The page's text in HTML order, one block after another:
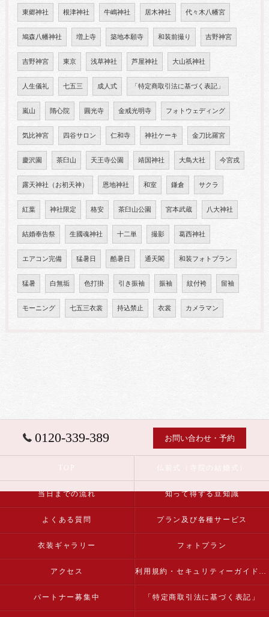
東郷神社 根津神社 牛嶋神社 居木神社 代々木八幡宮
鳩森八幡神社 増上寺 築地本願寺 和装前撮り 吉野神宮
吉野神宮 東京 浅草神社 芦屋神社 大山祇神社
人生儀礼 七五三 成人式 「特定商取引法に基づく表記」
嵐山 隋心院 圓光寺 金戒光明寺 フォトウェディング
気比神宮 四谷サロン 仁和寺 神社ケーキ 金刀比羅宮
慶沢園 茶臼山 天王寺公園 靖国神社 大鳥大社 今宮戎
露天神社（お初天神） 恩地神社 和室 鎌倉 サクラ
紅葉 神社限定 格安 茶臼山公園 宮本武蔵 八大神社
結婚奉告祭 生國魂神社 十二単 撮影 葛西神社
エアコン完備 猛暑日 酷暑日 通天閣 和装フォトプラン
猛暑 白無垢 色打掛 引き振袖 振袖 紋付袴 留袖
モーニング 七五三衣裳 持込禁止 衣裳 カメラマン
0120-339-389 お問い合わせ・予約
当日までの流れ 知って得する豆知識
よくある質問 プラン及び各種サービス
衣装ギャラリー フォトプラン
アクセス 利用規約・セキュリティーガイドライン
パートナー募集中 「特定商取引法に基づく表記」